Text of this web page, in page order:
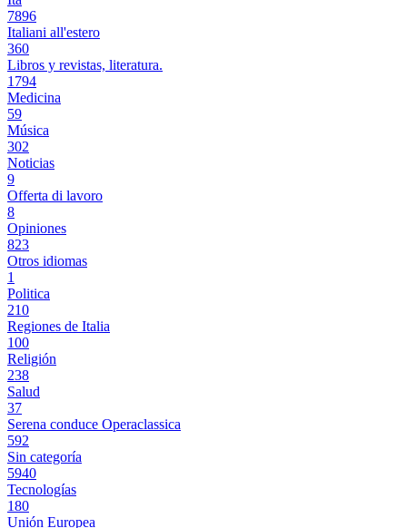
7896
Italiani all'estero
360
Libros y revistas, literatura.
1794
Medicina
59
Música
302
Noticias
9
Offerta di lavoro
8
Opiniones
823
Otros idiomas
1
Politica
210
Regiones de Italia
100
Religión
238
Salud
37
Serena conduce Operaclassica
592
Sin categoría
5940
Tecnologías
180
Unión Europea